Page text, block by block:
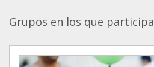
Grupos en los que participa